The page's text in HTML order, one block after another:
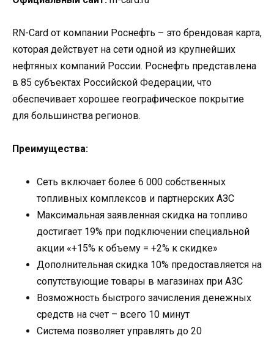
RN-Card от компании Роснефть – это брендовая карта,
которая действует на сети одной из крупнейших
нефтяных компаний России. Роснефть представлена
в 85 субъектах Российской Федерации, что
обеспечивает хорошее географическое покрытие
для большинства регионов.
Преимущества:
Сеть включает более 6 000 собственных
топливных комплексов и партнерских АЗС
Максимальная заявленная скидка на топливо
достигает 19% при подключении специальной
акции «+15% к объему = +2% к скидке»
Дополнительная скидка 10% предоставляется на
сопутствующие товары в магазинах при АЗС
Возможность быстрого зачисления денежных
средств на счет – всего 10 минут
Система позволяет управлять до 20